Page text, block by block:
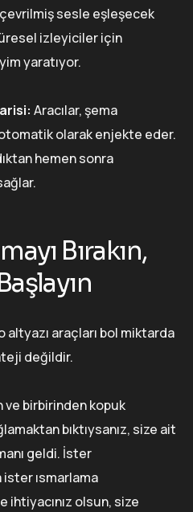
sesle eşleşecek
izleyiciler için
yaratıyor.
Aracılar, şema
olarak enjekte eder.
hemen sonra
Bırakın,
altyazı araçları bol miktarda
değildir.
birbirinden kopuk
bıktıysanız, size ait
geldi. İster
ister ısmarlama
ihtiyacınız olsun, size